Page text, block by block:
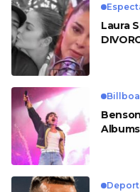
Laura